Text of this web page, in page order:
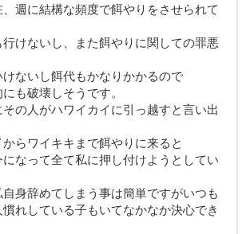
週に結構な頻度で餌やりをさせられて
けないし、また餌やりに関しての罪悪
ないし餌代もかなりかかるので
も破壊しそうです。
の人がハワイカイに引っ越すと言い出
らワイキキまで餌やりに来ると
なって全て私に押し付けようとしてい
身辞めてしまう事は簡単ですがいつも
れしている子もいてなかなか決心でき